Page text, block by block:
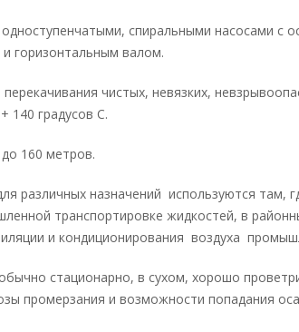
спиральными насосами с
горизонтальным валом.
чистых, невязких,
140 градусов С.
160 метров.
различных назначений используются там,
транспортировке жидкостей, в
и кондиционирования воздуха
стационарно, в сухом, хорошо
промерзания и возможности попадания